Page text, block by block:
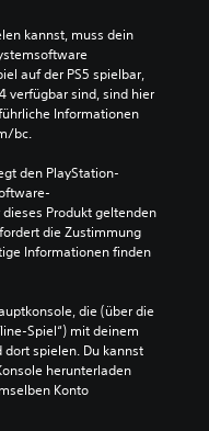
kannst, muss dein
auf der PS5 spielbar,
verfügbar sind, sind hier
Informationen
bc.
den PlayStation-
Produkt geltenden
die Zustimmung
Informationen finden
die (über die
Spiel“) mit deinem
spielen. Du kannst
herunterladen
Konto